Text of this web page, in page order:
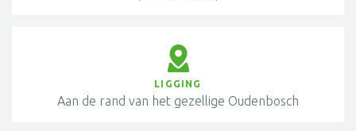
LIGGING
Aan de rand van het gezellige Oudenbosch